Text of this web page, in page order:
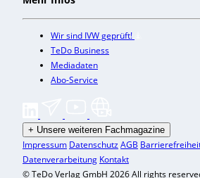
Wir sind IVW geprüft!
TeDo Business
Mediadaten
Abo-Service
+ Unsere weiteren Fachmagazine
Impressum DatenschutzAGB
Datenverarbeitung Kontakt
© TeDo Verlag GmbH 2026 All rights